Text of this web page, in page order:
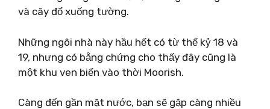
và cây đổ xuống tường.
Những ngôi nhà này hầu hết có từ thế kỷ 18 và
19, nhưng có bằng chứng cho thấy đây cũng là
một khu ven biển vào thời Moorish.
Càng đến gần mặt nước, bạn sẽ gặp càng nhiều